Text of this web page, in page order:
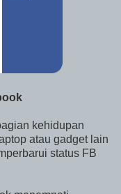
kehidupan
atau gadget lain
status FB